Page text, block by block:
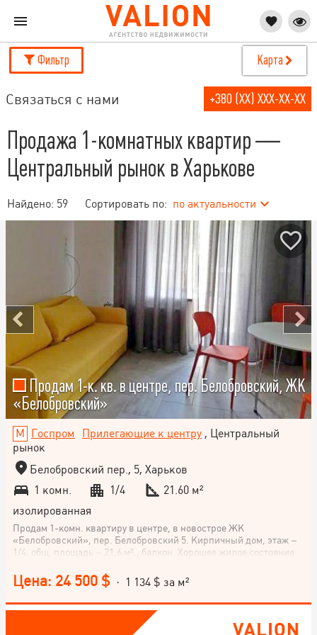
Фильтр Карта
Связаться с нами +380 (XX) XXX-XX-XX
Продажа 1-комнатных квартир —
Центральный рынок в Харькове
Найдено: 59 Сортировать по: по актуальности
Продам 1-к. кв. в центре, пер. Белобровский, ЖК
«Белобровский»
Госпром Прилегающие к центру, Центральный
рынок
Белобровский пер., 5, Харьков
1 комн.
1/4
21.60 м²
изолированная
Продам 1-комн. квартиру в центре, в новострое ЖК
«Белобровский», пер. Белобровский 5. Кирпичный дом, этаж –
1/4, общ. площадь – 21,6 м²., балкон. Хорошее жилое состояние
бойлер. Остается вся мебель и техника. Закрытый двор. Метро
"Госпром" и "Центральный рынок" – 15 минут пешком. Торг.
Цена: 24 500 $ · 1 134 $ за м²